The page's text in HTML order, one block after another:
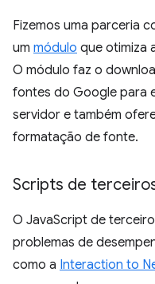
Fizemos uma parceria
um módulo que otimiza
O módulo faz o
fontes do Google para
servidor e também
formatação de fonte.
Scripts de
O JavaScript de
problemas de
como a Interaction to